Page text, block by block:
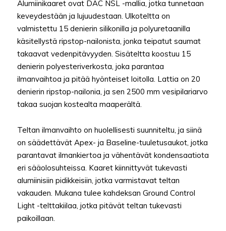
Alumiinikaaret ovat DAC NSL -mallia, jotka tunnetaan
keveydestään ja lujuudestaan. Ulkoteltta on
valmistettu 15 denierin silikonilla ja polyuretaanilla
käsitellystä ripstop-nailonista, jonka teipatut saumat
takaavat vedenpitävyyden. Sisäteltta koostuu 15
denierin polyesteriverkosta, joka parantaa
ilmanvaihtoa ja pitää hyönteiset loitolla. Lattia on 20
denierin ripstop-nailonia, ja sen 2500 mm vesipilariarvo
takaa suojan kostealta maaperältä.
Teltan ilmanvaihto on huolellisesti suunniteltu, ja siinä
on säädettävät Apex- ja Baseline-tuuletusaukot, jotka
parantavat ilmankiertoa ja vähentävät kondensaatiota
eri sääolosuhteissa. Kaaret kiinnittyvät tukevasti
alumiinisiin pidikkeisiin, jotka varmistavat teltan
vakauden. Mukana tulee kahdeksan Ground Control
Light -telttakiilaa, jotka pitävät teltan tukevasti
paikoillaan.